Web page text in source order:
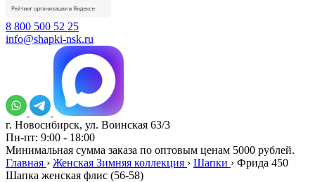
8 800 500 52 25
info@shapki-nsk.ru
г. Новосибирск, ул. Воинская 63/3
Пн-пт: 9:00 - 18:00
Минимальная сумма заказа по оптовым ценам 5000 рублей.
Главная › Женская Зимняя коллекция › Шапки › Фрида 450
Шапка женская флис (56-58)